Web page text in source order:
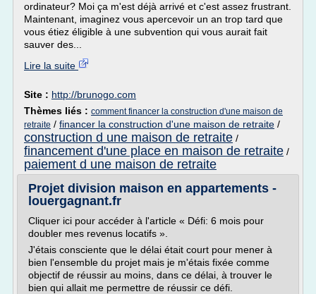
ordinateur? Moi ça m'est déjà arrivé et c'est assez frustrant.
Maintenant, imaginez vous apercevoir un an trop tard que
vous étiez éligible à une subvention qui vous aurait fait
sauver des...
Lire la suite
Site : http://brunogo.com
Thèmes liés : comment financer la construction d'une maison de
retraite / financer la construction d'une maison de retraite /
construction d une maison de retraite /
financement d'une place en maison de retraite /
paiement d une maison de retraite
Projet division maison en appartements -
louergagnant.fr
Cliquer ici pour accéder à l'article « Défi: 6 mois pour
doubler mes revenus locatifs ».
J'étais consciente que le délai était court pour mener à
bien l'ensemble du projet mais je m'étais fixée comme
objectif de réussir au moins, dans ce délai, à trouver le
bien qui allait me permettre de réussir ce défi.